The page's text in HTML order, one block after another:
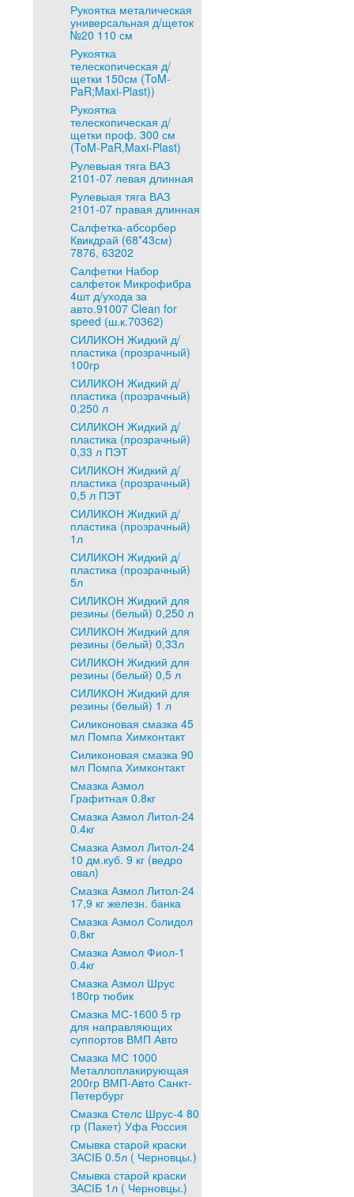
Рукоятка металическая
универсальная д/щеток
№20 110 см
Рукоятка
телескопическая д/
щетки 150см (ToM-
PaR;Maxi-Plast))
Рукоятка
телескопическая д/
щетки проф. 300 см
(ToM-PaR,Maxi-Plast)
Рулевыая тяга ВАЗ
2101-07 левая длинная
Рулевыая тяга ВАЗ
2101-07 правая длинная
Салфетка-абсорбер
Квикдрай (68*43см)
7876, 63202
Салфетки Набор
салфеток Микрофибра
4шт д/ухода за
авто.91007 Clean for
speed (ш.к.70362)
СИЛИКОН Жидкий д/
пластика (прозрачный)
100гр
СИЛИКОН Жидкий д/
пластика (прозрачный)
0,250 л
СИЛИКОН Жидкий д/
пластика (прозрачный)
0,33 л ПЭТ
СИЛИКОН Жидкий д/
пластика (прозрачный)
0,5 л ПЭТ
СИЛИКОН Жидкий д/
пластика (прозрачный)
1л
СИЛИКОН Жидкий д/
пластика (прозрачный)
5л
СИЛИКОН Жидкий для
резины (белый) 0,250 л
СИЛИКОН Жидкий для
резины (белый) 0,33л
СИЛИКОН Жидкий для
резины (белый) 0,5 л
СИЛИКОН Жидкий для
резины (белый) 1 л
Силиконовая смазка 45
мл Помпа Химконтакт
Силиконовая смазка 90
мл Помпа Химконтакт
Смазка Азмол
Графитная 0.8кг
Смазка Азмол Литол-24
0.4кг
Смазка Азмол Литол-24
10 дм.куб. 9 кг (ведро
овал)
Смазка Азмол Литол-24
17,9 кг железн. банка
Смазка Азмол Солидол
0.8кг
Смазка Азмол Фиол-1
0.4кг
Смазка Азмол Шрус
180гр тюбик
Смазка МС-1600 5 гр
для направляющих
суппортов ВМП Авто
Смазка МС 1000
Металлоплакирующая
200гр ВМП-Авто Санкт-
Петербург
Смазка Стелс Шрус-4 80
гр (Пакет) Уфа Россия
Смывка старой краски
ЗАСІБ 0.5л ( Черновцы.)
Смывка старой краски
ЗАСІБ 1л ( Черновцы.)